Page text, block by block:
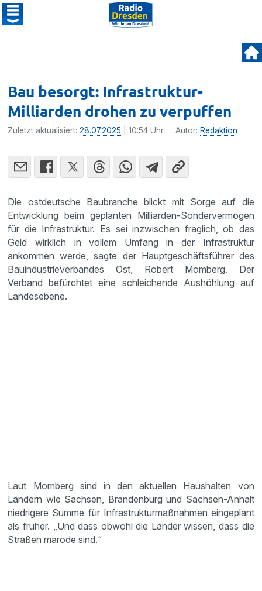
Bau besorgt: Infrastruktur-
Milliarden drohen zu verpuffen
Zuletzt aktualisiert:28.07.2025 | 10:54 Uhr Autor: Redaktion
Die ostdeutsche Baubranche blickt mit Sorge auf die
Entwicklung beim geplanten Milliarden-Sondervermögen
für die Infrastruktur. Es sei inzwischen fraglich, ob das
Geld wirklich in vollem Umfang in der Infrastruktur
ankommen werde, sagte der Hauptgeschäftsführer des
Bauindustrieverbandes Ost, Robert Momberg. Der
Verband befürchtet eine schleichende Aushöhlung auf
Landesebene.
Laut Momberg sind in den aktuellen Haushalten von
Ländern wie Sachsen, Brandenburg und Sachsen-Anhalt
niedrigere Summe für Infrastrukturmaßnahmen eingeplant
als früher. „Und dass obwohl die Länder wissen, dass die
Straßen marode sind.“